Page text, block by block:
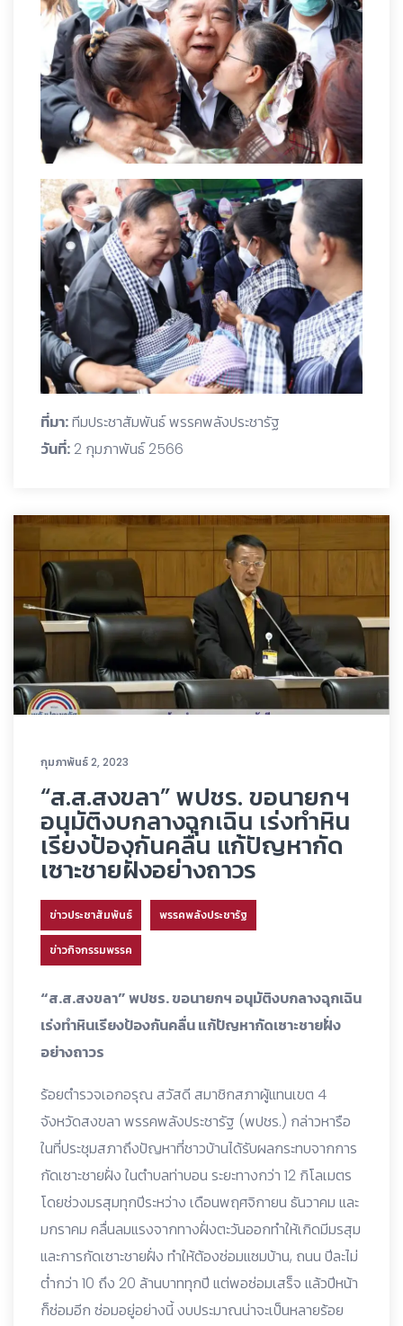
ที่มา:ทีมประชาสัมพันธ์ พรรคพลังประชารัฐ
วันที่: 2 กุมภาพันธ์ 2566
กุมภาพันธ์ 2, 2023
“ส.ส.สงขลา” พปชร. ขอนายกฯ
อนุมัติงบกลางฉุกเฉิน เร่งทำหิน
เรียงป้องกันคลื่น แก้ปัญหากัด
เซาะชายฝั่งอย่างถาวร
ข่าวประชาสัมพันธ์ พรรคพลังประชารัฐ
ข่าวกิจกรรมพรรค
“ส.ส.สงขลา” พปชร. ขอนายกฯ อนุมัติงบกลางฉุกเฉิน
เร่งทำหินเรียงป้องกันคลื่น แก้ปัญหากัดเซาะชายฝั่ง
อย่างถาวร
ร้อยตำรวจเอกอรุณ สวัสดี สมาชิกสภาผู้แทนเขต 4
จังหวัดสงขลา พรรคพลังประชารัฐ (พปชร.) กล่าวหารือ
ในที่ประชุมสภาถึงปัญหาที่ชาวบ้านได้รับผลกระทบจากการ
กัดเซาะชายฝั่ง ในตำบลท่าบอน ระยะทางกว่า 12 กิโลเมตร
โดยช่วงมรสุมทุกปีระหว่าง เดือนพฤศจิกายน ธันวาคม และ
มกราคม คลื่นลมแรงจากทางฝั่งตะวันออกทำให้เกิดมีมรสุม
และการกัดเซาะชายฝั่ง ทำให้ต้องซ่อมแซมบ้าน, ถนน ปีละไม่
ต่ำกว่า 10 ถึง 20 ล้านบาททุกปี แต่พอซ่อมเสร็จ แล้วปีหน้า
ก็ซ่อมอีก ซ่อมอยู่อย่างนี้ งบประมาณน่าจะเป็นหลายร้อย